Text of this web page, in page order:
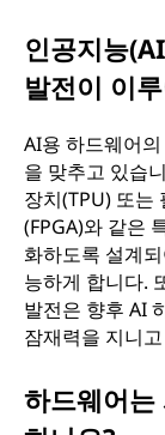
인공지능
발전이 이
AI용 하드웨어
을 맞추고 있습
장치(TPU) 또는
(FPGA)와 같은
화하도록 설계
능하게 합니다.
발전은 향후 AI
잠재력을 지니
하드웨어는